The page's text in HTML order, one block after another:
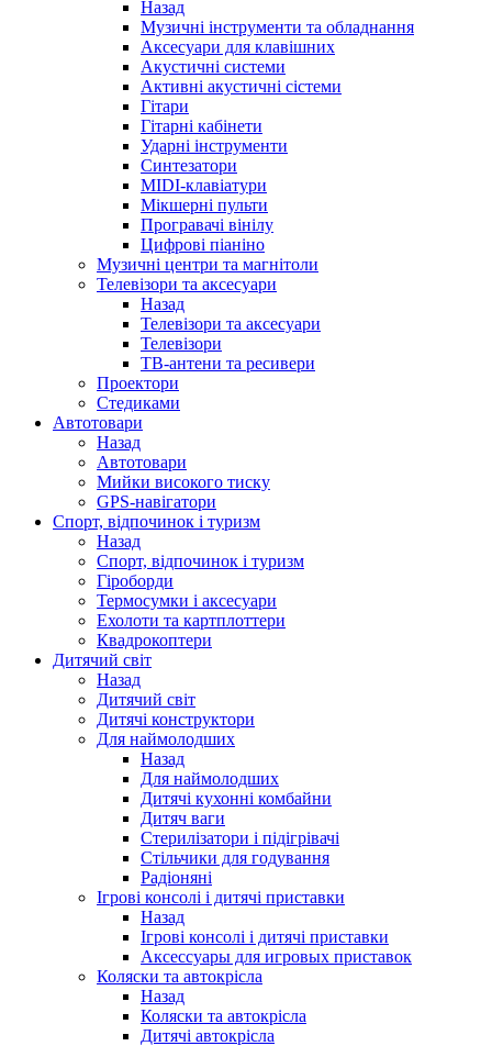
Назад
Музичні інструменти та обладнання
Аксесуари для клавішних
Акустичні системи
Активні акустичні сістеми
Гітари
Гітарні кабінети
Ударні інструменти
Синтезатори
MIDI-клавіатури
Мікшерні пульти
Програвачі вінілу
Цифрові піаніно
Музичні центри та магнітоли
Телевізори та аксесуари
Назад
Телевізори та аксесуари
Телевізори
ТВ-антени та ресивери
Проектори
Стедиками
Автотовари
Назад
Автотовари
Мийки високого тиску
GPS-навігатори
Спорт, відпочинок і туризм
Назад
Спорт, відпочинок і туризм
Гіроборди
Термосумки і аксесуари
Ехолоти та картплоттери
Квадрокоптери
Дитячий світ
Назад
Дитячий світ
Дитячі конструктори
Для наймолодших
Назад
Для наймолодших
Дитячі кухонні комбайни
Дитяч ваги
Стерилізатори і підігрівачі
Стільчики для годування
Радіоняні
Ігрові консолі і дитячі приставки
Назад
Ігрові консолі і дитячі приставки
Аксессуары для игровых приставок
Коляски та автокрісла
Назад
Коляски та автокрісла
Дитячі автокрісла